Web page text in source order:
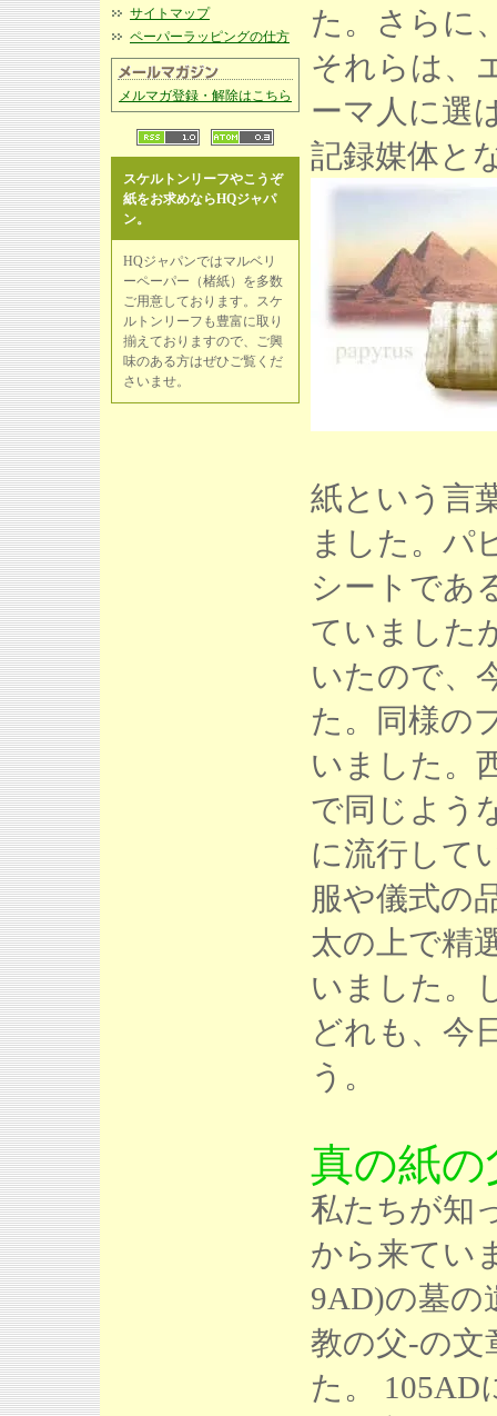
サイトマップ
ペーパーラッピングの仕方
メルマガ登録・解除はこちら
スケルトンリーフやこうぞ
紙をお求めならHQジャパ
ン。
HQジャパンではマルベリ
ーペーパー（楮紙）を多数
ご用意しております。スケ
ルトンリーフも豊富に取り
揃えておりますので、ご興
味のある方はぜひご覧くだ
さいませ。
た。さらに
それらは、
ーマ人に選
記録媒体と
紙という言
ました。パ
シートであ
ていました
いたので、
た。同様の
いました。
で同じよう
に流行して
服や儀式の
太の上で精
いました。
どれも、今
う。
真の紙
私たちが知
から来てい
9AD)の墓の
教の父-の文
た。 105AD